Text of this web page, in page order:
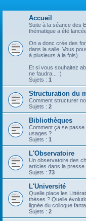
Accueil
Suite à la séance des
thématique a été
On a donc crée des
dans la salle. Vous
à plusieurs à la fois).
Et si vous souhaitez
ne faudra... :)
Sujets : 1
Structuration du
Comment structurer
Sujets : 2
Bibliothèques
Comment ça se passe
usages ?
Sujets : 1
L'Observatoire
Un observatoire des
articles dans la
Sujets : 73
L'Université
Quelle place les
thèses ? Quelle
lignée du colloque
Sujets : 2